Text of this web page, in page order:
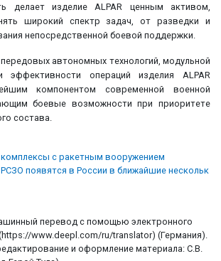
делает изделие ALPAR ценным активом,
широкий спектр задач, от разведки и
непосредственной боевой поддержки.
автономных технологий, модульной
эффективности операций изделия ALPAR
компонентом современной военной
боевые возможности при приоритете
состава.
с ракетным вооружением
появятся в России в ближайшие нескольк
перевод с помощью электронного
www.deepl.com/ru/translator) (Германия).
и оформление материала: С.В.